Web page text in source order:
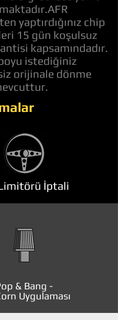
yaptırdığınız chip
15 gün koşulsuz
kapsamındadır.
istediğiniz
orijinale dönme
Limitörü İptali
& Bang -
Uygulaması